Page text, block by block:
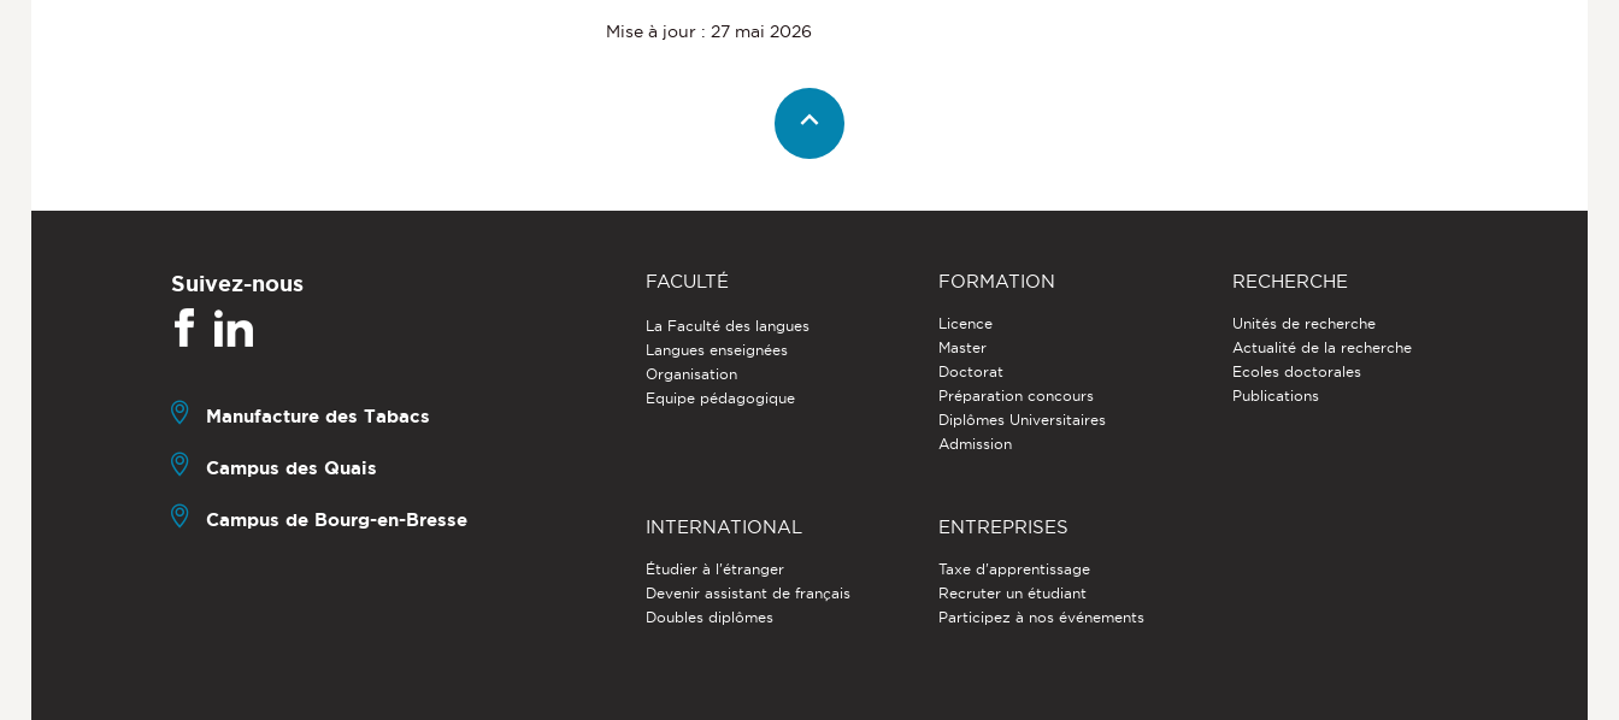
Mise à jour : 27 mai 2026
Suivez-nous
Manufacture des Tabacs
Campus des Quais
Campus de Bourg-en-Bresse
FACULTÉ
La Faculté des langues
Langues enseignées
Organisation
Equipe pédagogique
FORMATION
Licence
Master
Doctorat
Préparation concours
Diplômes Universitaires
Admission
RECHERCHE
Unités de recherche
Actualité de la recherche
Ecoles doctorales
Publications
INTERNATIONAL
Étudier à l'étranger
Devenir assistant de français
Doubles diplômes
ENTREPRISES
Taxe d'apprentissage
Recruter un étudiant
Participez à nos événements